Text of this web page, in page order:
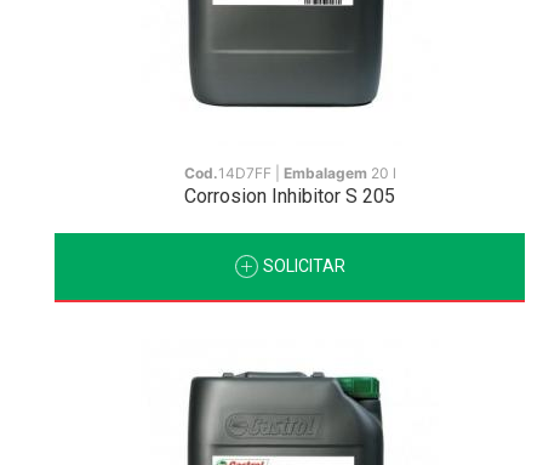
Cod.14D7FF | Embalagem 20 l
Corrosion Inhibitor S 205
SOLICITAR